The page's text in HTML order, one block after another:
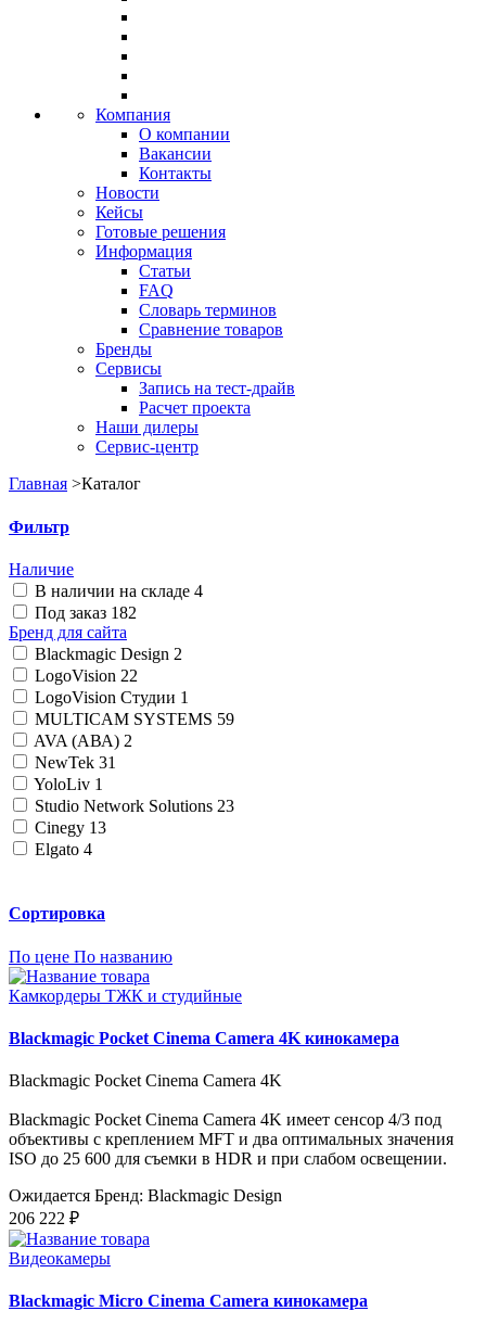
Компания
О компании
Вакансии
Контакты
Новости
Кейсы
Готовые решения
Информация
Статьи
FAQ
Словарь терминов
Сравнение товаров
Бренды
Сервисы
Запись на тест-драйв
Расчет проекта
Наши дилеры
Сервис-центр
Главная >Каталог
Фильтр
Наличие
В наличии на складе 4
Под заказ 182
Бренд для сайта
Blackmagic Design 2
LogoVision 22
LogoVision Студии 1
MULTICAM SYSTEMS 59
AVA (АВА) 2
NewTek 31
YoloLiv 1
Studio Network Solutions 23
Cinegy 13
Elgato 4
Сортировка
По цене По названию
Камкордеры ТЖК и студийные
Blackmagic Pocket Cinema Camera 4K кинокамера
Blackmagic Pocket Cinema Camera 4K
Blackmagic Pocket Cinema Camera 4K имеет сенсор 4/3 под
объективы с креплением MFT и два оптимальных значения
ISO до 25 600 для съемки в HDR и при слабом освещении.
Ожидается Бренд: Blackmagic Design
206 222 ₽
Видеокамеры
Blackmagic Micro Cinema Camera кинокамера